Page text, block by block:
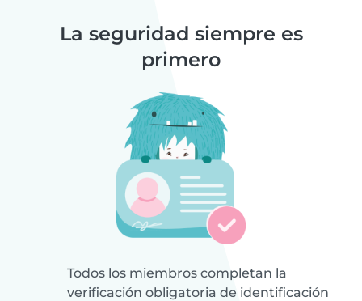
La seguridad siempre es
primero
Todos los miembros completan la
verificación obligatoria de identificación